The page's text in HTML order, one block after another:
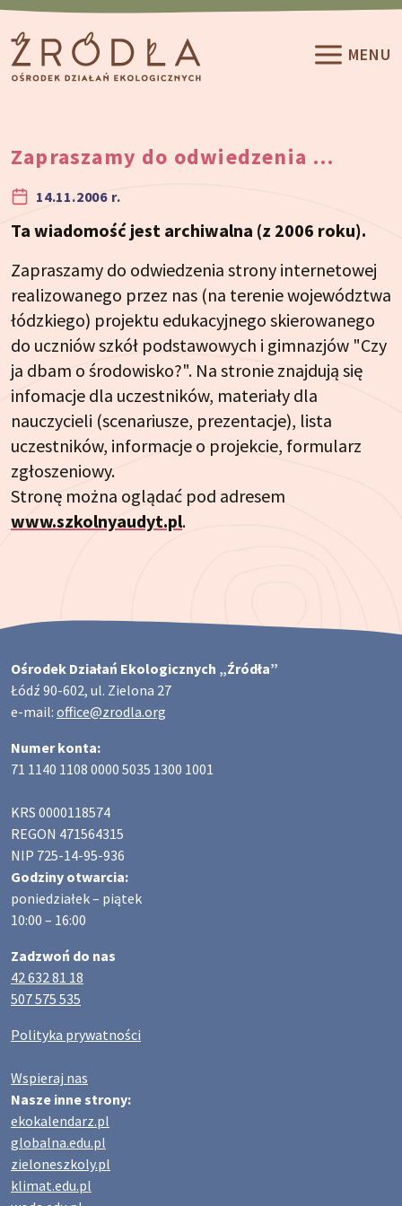
Przeskocz do treści
MENU
Zapraszamy do odwiedzenia …
14.11.2006 r.
Ta wiadomość jest archiwalna (z 2006 roku).
Zapraszamy do odwiedzenia strony internetowej
realizowanego przez nas (na terenie województwa
łódzkiego) projektu edukacyjnego skierowanego
do uczniów szkół podstawowych i gimnazjów "Czy
ja dbam o środowisko?". Na stronie znajdują się
infomacje dla uczestników, materiały dla
nauczycieli (scenariusze, prezentacje), lista
uczestników, informacje o projekcie, formularz
zgłoszeniowy.
Stronę można oglądać pod adresem
www.szkolnyaudyt.pl.
Ośrodek Działań Ekologicznych „Źródła”
Łódź 90-602, ul. Zielona 27
e-mail: office@zrodla.org
Numer konta:
71 1140 1108 0000 5035 1300 1001
KRS 0000118574
REGON 471564315
NIP 725-14-95-936
Godziny otwarcia:
poniedziałek – piątek
10:00 – 16:00
Zadzwoń do nas
42 632 81 18
507 575 535
Polityka prywatności
Wspieraj nas
Nasze inne strony:
ekokalendarz.pl
globalna.edu.pl
zieloneszkoly.pl
klimat.edu.pl